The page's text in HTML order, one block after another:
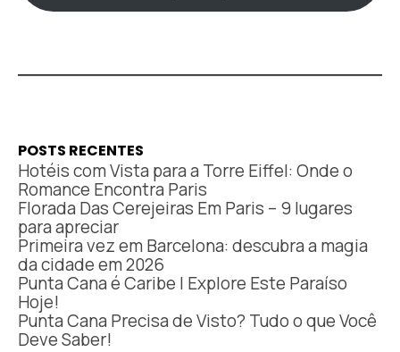
POSTS RECENTES
Hotéis com Vista para a Torre Eiffel: Onde o
Romance Encontra Paris
Florada Das Cerejeiras Em Paris – 9 lugares
para apreciar
Primeira vez em Barcelona: descubra a magia
da cidade em 2026
Punta Cana é Caribe | Explore Este Paraíso
Hoje!
Punta Cana Precisa de Visto? Tudo o que Você
Deve Saber!